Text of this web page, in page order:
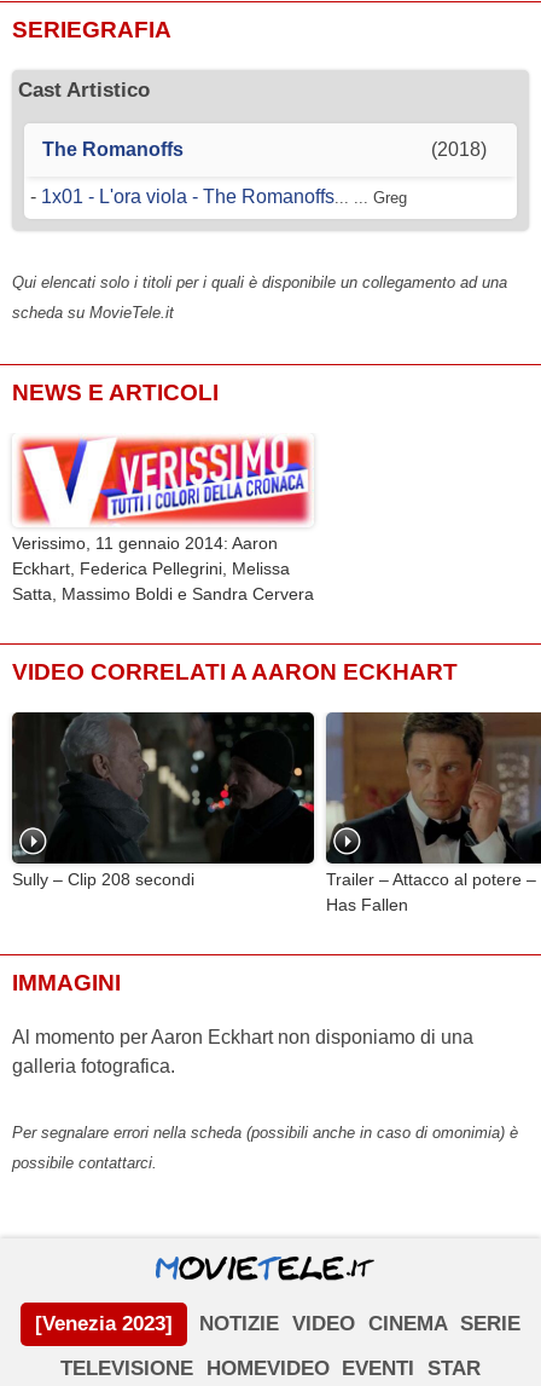
SERIEGRAFIA
Cast Artistico
The Romanoffs (2018)
- 1x01 - L'ora viola - The Romanoffs ... ... Greg
Qui elencati solo i titoli per i quali è disponibile un collegamento ad una
scheda su MovieTele.it
NEWS E ARTICOLI
Verissimo, 11 gennaio 2014: Aaron
Eckhart, Federica Pellegrini, Melissa
Satta, Massimo Boldi e Sandra Cervera
VIDEO CORRELATI A AARON ECKHART
Sully – Clip 208 secondi
Trailer – Attacco al potere –
Has Fallen
IMMAGINI
Al momento per Aaron Eckhart non disponiamo di una
galleria fotografica.
Per segnalare errori nella scheda (possibili anche in caso di omonimia) è
possibile contattarci.
[Venezia 2023] NOTIZIE VIDEO CINEMA SERIE
TELEVISIONE
HOMEVIDEO EVENTI STAR